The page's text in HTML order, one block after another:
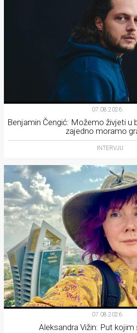
07.08.2026.
Benjamin Čengić: Možemo živjeti u
zajedno moramo
INTERVJU
07.08.2026.
Aleksandra Vižin: Put kojim